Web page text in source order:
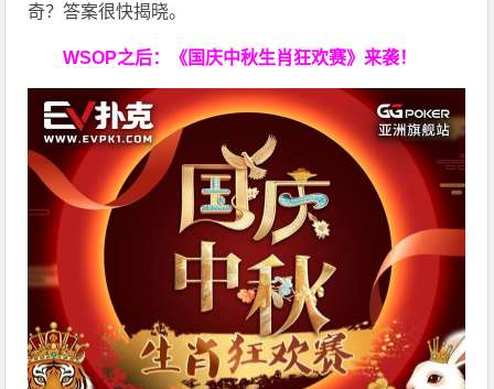
奇？答案很快揭晓。
WSOP之后：《国庆中秋生肖狂欢赛》来袭！